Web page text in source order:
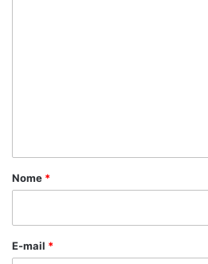
r
*
Nome *
E-mail *